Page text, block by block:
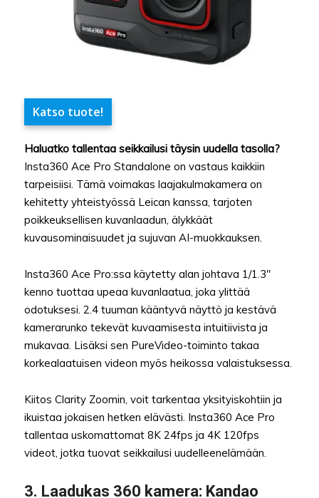
Katso tuote!
Haluatko tallentaa seikkailusi täysin uudella tasolla?
Insta360 Ace Pro Standalone on vastaus kaikkiin
tarpeisiisi. Tämä voimakas laajakulmakamera on
kehitetty yhteistyössä Leican kanssa, tarjoten
poikkeuksellisen kuvanlaadun, älykkäät
kuvausominaisuudet ja sujuvan AI-muokkauksen.
Insta360 Ace Pro:ssa käytetty alan johtava 1/1.3″
kenno tuottaa upeaa kuvanlaatua, joka ylittää
odotuksesi. 2.4 tuuman kääntyvä näyttö ja kestävä
kamerarunko tekevät kuvaamisesta intuitiivista ja
mukavaa. Lisäksi sen PureVideo-toiminto takaa
korkealaatuisen videon myös heikossa valaistuksessa.
Kiitos Clarity Zoomin, voit tarkentaa yksityiskohtiin ja
ikuistaa jokaisen hetken elävästi. Insta360 Ace Pro
tallentaa uskomattomat 8K 24fps ja 4K 120fps
videot, jotka tuovat seikkailusi uudelleenelämään.
3. Laadukas 360 kamera: Kandao